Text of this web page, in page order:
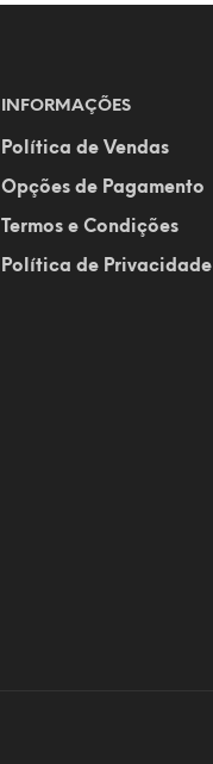
INFORMAÇÕES
Política de Vendas
Opções de Pagamento
Termos e Condições
Política de Privacidade